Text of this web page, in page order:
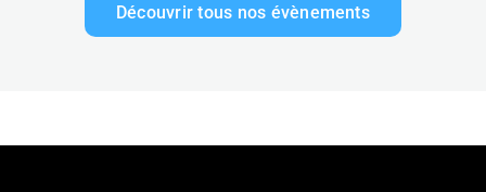
Découvrir tous nos évènements